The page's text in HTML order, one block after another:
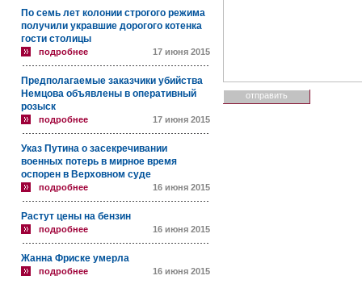
По семь лет колонии строгого режима
получили укравшие дорогого котенка
гости столицы
подробнее 17 июня 2015
Предполагаемые заказчики убийства
Немцова объявлены в оперативный
розыск
подробнее 17 июня 2015
Указ Путина о засекречивании
военных потерь в мирное время
оспорен в Верховном суде
подробнее 16 июня 2015
Растут цены на бензин
подробнее 16 июня 2015
Жанна Фриске умерла
подробнее 16 июня 2015